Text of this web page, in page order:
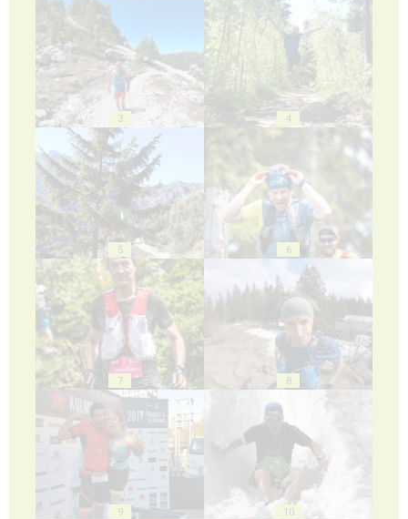
3 4
5 6
7 8
9 10